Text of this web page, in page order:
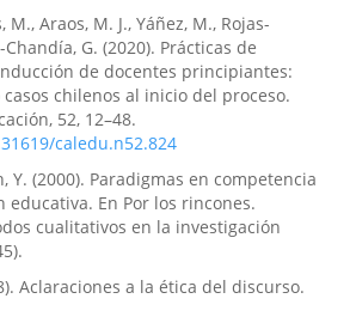
M., Araos, M. J., Yáñez, M., Rojas-
G. (2020). Prácticas de
de docentes principiantes:
chilenos al inicio del proceso.
52, 12–48.
caledu.n52.824
Y. (2000). Paradigmas en competencia
educativa. En Por los rincones.
cualitativos en la investigación
Aclaraciones a la ética del discurso.